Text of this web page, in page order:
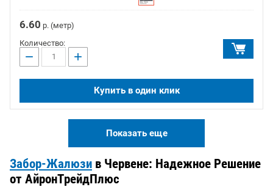
6.60 р. (метр)
Количество:
− +
Купить в один клик
Показать еще
Забор-Жалюзи в Червене: Надежное Решение
от АйронТрейдПлюс